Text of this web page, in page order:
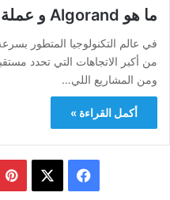
ما هو Algorand و عملة ALGO ومستقبلها
في عالم التكنولوجيا المتطور
من أكبر الاتجاهات التي تحدد
ومن المشاريع اللي…
أكمل القراءة »
فيسبوك